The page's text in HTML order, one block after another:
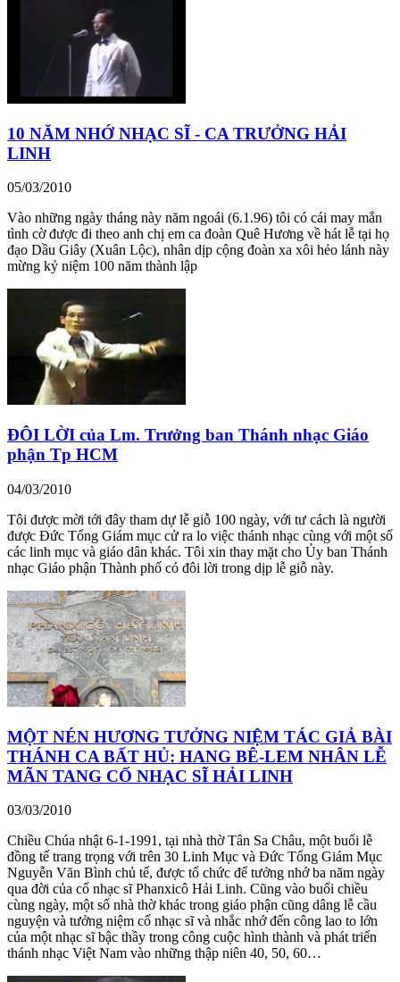
10 NĂM NHỚ NHẠC SĨ - CA TRƯỞNG HẢI
LINH
05/03/2010
Vào những ngày tháng này năm ngoái (6.1.96) tôi có cái may mắn
tình cờ được đi theo anh chị em ca đoàn Quê Hương về hát lễ tại họ
đạo Dầu Giây (Xuân Lộc), nhân dịp cộng đoàn xa xôi hẻo lánh này
mừng kỷ niệm 100 năm thành lập
ĐÔI LỜI của Lm. Trưởng ban Thánh nhạc Giáo
phận Tp HCM
04/03/2010
Tôi được mời tới đây tham dự lễ giỗ 100 ngày, với tư cách là người
được Đức Tổng Giám mục cử ra lo việc thánh nhạc cùng với một số
các linh mục và giáo dân khác. Tôi xin thay mặt cho Ủy ban Thánh
nhạc Giáo phận Thành phố có đôi lời trong dịp lễ giỗ này.
MỘT NÉN HƯƠNG TƯỞNG NIỆM TÁC GIẢ BÀI
THÁNH CA BẤT HỦ: HANG BÊ-LEM NHÂN LỄ
MÃN TANG CỐ NHẠC SĨ HẢI LINH
03/03/2010
Chiều Chúa nhật 6-1-1991, tại nhà thờ Tân Sa Châu, một buổi lễ
đồng tế trang trọng với trên 30 Linh Mục và Đức Tổng Giám Mục
Nguyễn Văn Bình chủ tế, được tổ chức để tưởng nhớ ba năm ngày
qua đời của cố nhạc sĩ Phanxicô Hải Linh. Cũng vào buổi chiều
cùng ngày, một số nhà thờ khác trong giáo phận cũng dâng lễ cầu
nguyện và tưởng niệm cố nhạc sĩ và nhắc nhớ đến công lao to lớn
của một nhạc sĩ bậc thầy trong công cuộc hình thành và phát triển
thánh nhạc Việt Nam vào những thập niên 40, 50, 60…